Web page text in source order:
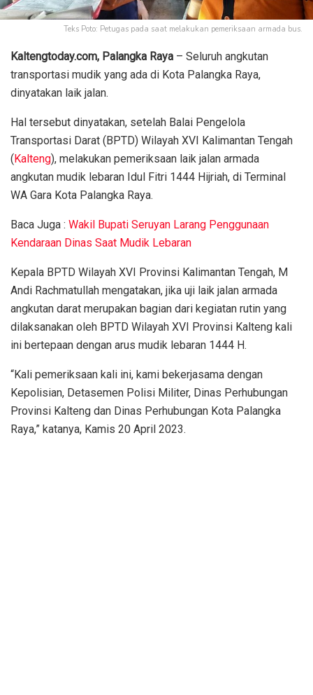
Teks Poto: Petugas pada saat melakukan pemeriksaan armada bus.
Kaltengtoday.com, Palangka Raya – Seluruh angkutan
transportasi mudik yang ada di Kota Palangka Raya,
dinyatakan laik jalan.
Hal tersebut dinyatakan, setelah Balai Pengelola
Transportasi Darat (BPTD) Wilayah XVI Kalimantan Tengah
(Kalteng), melakukan pemeriksaan laik jalan armada
angkutan mudik lebaran Idul Fitri 1444 Hijriah, di Terminal
WA Gara Kota Palangka Raya.
Baca Juga : Wakil Bupati Seruyan Larang Penggunaan
Kendaraan Dinas Saat Mudik Lebaran
Kepala BPTD Wilayah XVI Provinsi Kalimantan Tengah, M
Andi Rachmatullah mengatakan, jika uji laik jalan armada
angkutan darat merupakan bagian dari kegiatan rutin yang
dilaksanakan oleh BPTD Wilayah XVI Provinsi Kalteng kali
ini bertepaan dengan arus mudik lebaran 1444 H.
“Kali pemeriksaan kali ini, kami bekerjasama dengan
Kepolisian, Detasemen Polisi Militer, Dinas Perhubungan
Provinsi Kalteng dan Dinas Perhubungan Kota Palangka
Raya,” katanya, Kamis 20 April 2023.